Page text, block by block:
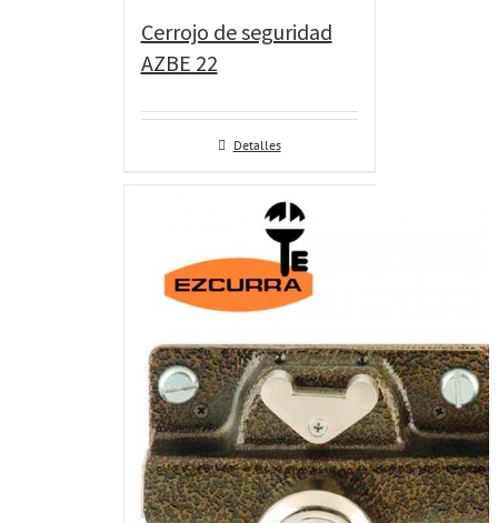
Cerrojo de seguridad
AZBE 22
Detalles